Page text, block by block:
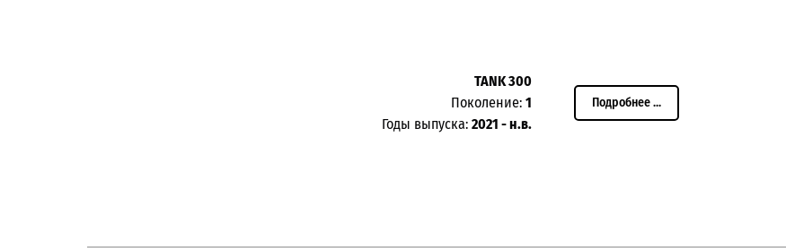
TANK 300
Поколение: 1
Годы выпуска: 2021 - н.в.
Подробнее ...